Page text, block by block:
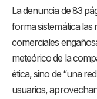
La denuncia de 83
forma sistemática las
comerciales
meteórico de la
ética, sino de “una
usuarios,